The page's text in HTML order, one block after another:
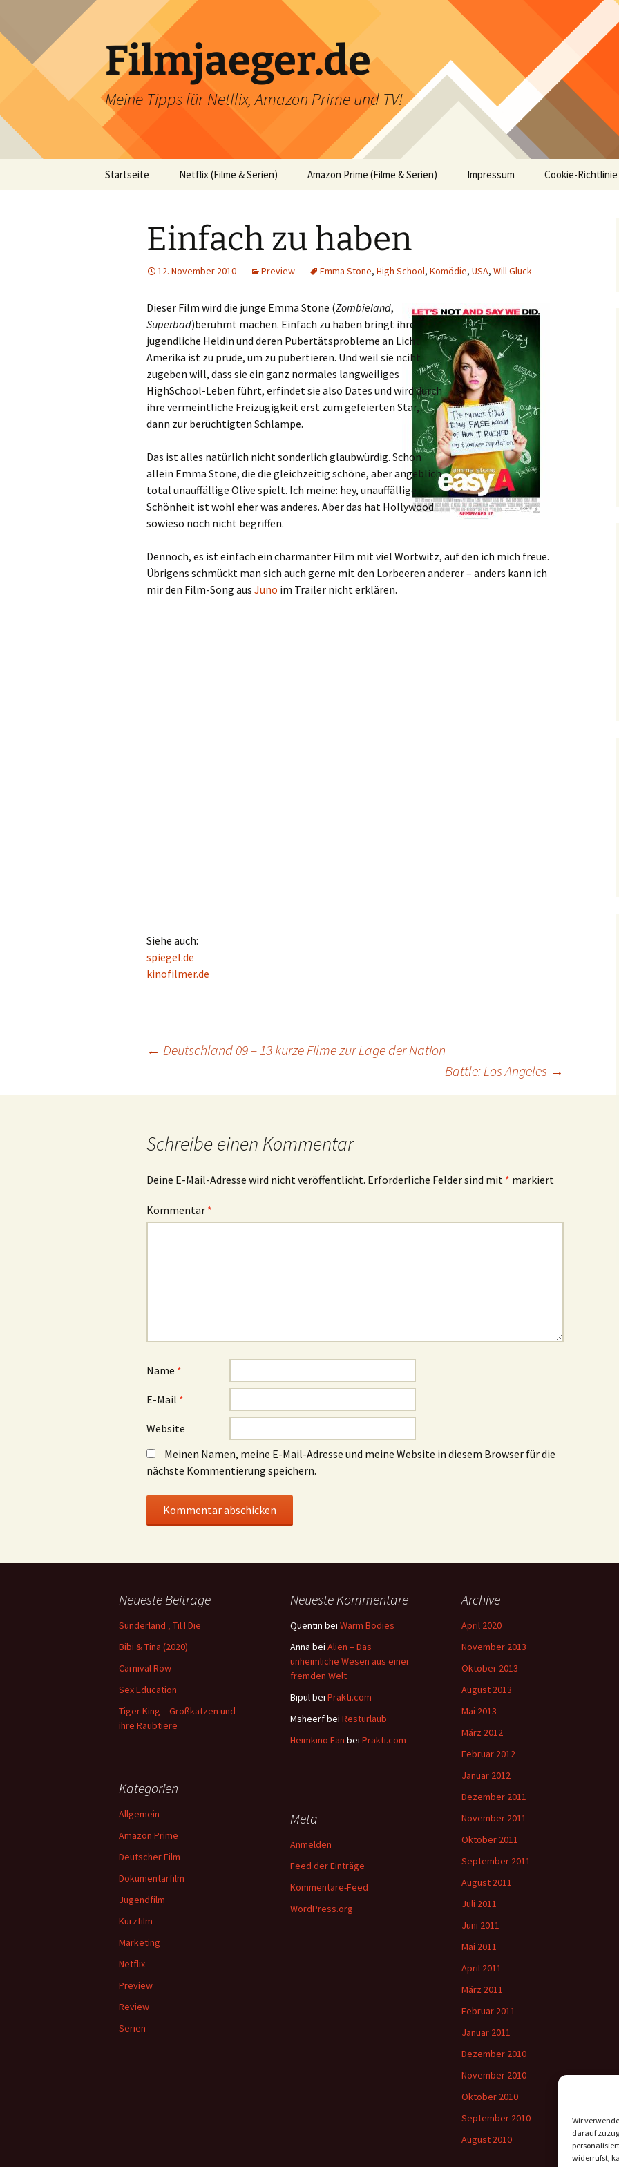
Wir
darauf
widerrufst,
Filmjaeger.de
Meine Tipps für Netflix, Amazon Prime und TV!
Startseite Netflix (Filme & Serien) Amazon Prime (Filme & Serien) Impressum Cookie-Richtlinie
Einfach zu haben
12. November 2010 Preview Emma Stone, High School, Komödie, USA, Will Gluck
Dieser Film wird die junge Emma Stone (Zombieland,
Superbad)berühmt machen. Einfach zu haben bringt ihre
jugendliche Heldin und deren Pubertätsprobleme an Licht.
Amerika ist zu prüde, um zu pubertieren. Und weil sie nciht
zugeben will, dass sie ein ganz normales langweiliges
HighSchool-Leben führt, erfindet sie also Dates und wird durch
ihre vermeintliche Freizügigkeit erst zum gefeierten Star,
dann zur berüchtigten Schlampe.
Das ist alles natürlich nicht sonderlich glaubwürdig. Schon
allein Emma Stone, die die gleichzeitig schöne, aber angeblich
total unauffällige Olive spielt. Ich meine: hey, unauffällige
Schönheit ist wohl eher was anderes. Aber das hat Hollywood
sowieso noch nicht begriffen.
Dennoch, es ist einfach ein charmanter Film mit viel Wortwitz, auf den ich mich freue.
Übrigens schmückt man sich auch gerne mit den Lorbeeren anderer – anders kann ich
mir den Film-Song aus Juno im Trailer nicht erklären.
Siehe auch:
spiegel.de
kinofilmer.de
Navigation
← Deutschland 09 – 13 kurze Filme zur Lage der Nation
Battle: Los Angeles →
Schreibe einen Kommentar
Deine E-Mail-Adresse wird nicht veröffentlicht. Erforderliche Felder sind mit * markiert
Kommentar *
Name *
E-Mail *
Website
Meinen Namen, meine E-Mail-Adresse und meine Website in diesem Browser für die
nächste Kommentierung speichern.
Neueste Beiträge
Sunderland ‚ Til I Die
Bibi & Tina (2020)
Carnival Row
Sex Education
Tiger King – Großkatzen und
ihre Raubtiere
Neueste Kommentare
Quentin bei Warm Bodies
Anna bei Alien – Das
unheimliche Wesen aus einer
fremden Welt
Bipulbei Prakti.com
Msheerfbei Resturlaub
Heimkino Fan bei Prakti.com
Archive
April 2020
November 2013
Oktober 2013
August 2013
Mai 2013
März 2012
Februar 2012
Januar 2012
Dezember 2011
November 2011
Oktober 2011
September 2011
August 2011
Juli 2011
Juni 2011
Mai 2011
April 2011
März 2011
Februar 2011
Januar 2011
Dezember 2010
November 2010
Oktober 2010
September 2010
August 2010
Kategorien
Allgemein
Amazon Prime
Deutscher Film
Dokumentarfilm
Jugendfilm
Kurzfilm
Marketing
Netflix
Preview
Review
Serien
Meta
Anmelden
Feed der Einträge
Kommentare-Feed
WordPress.org